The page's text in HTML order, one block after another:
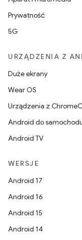
Prywatność
5G
URZĄDZENIA Z
Duże ekrany
Wear OS
Urządzenia z
Android do
Android TV
WERSJE
Android 17
Android 16
Android 15
Android 14